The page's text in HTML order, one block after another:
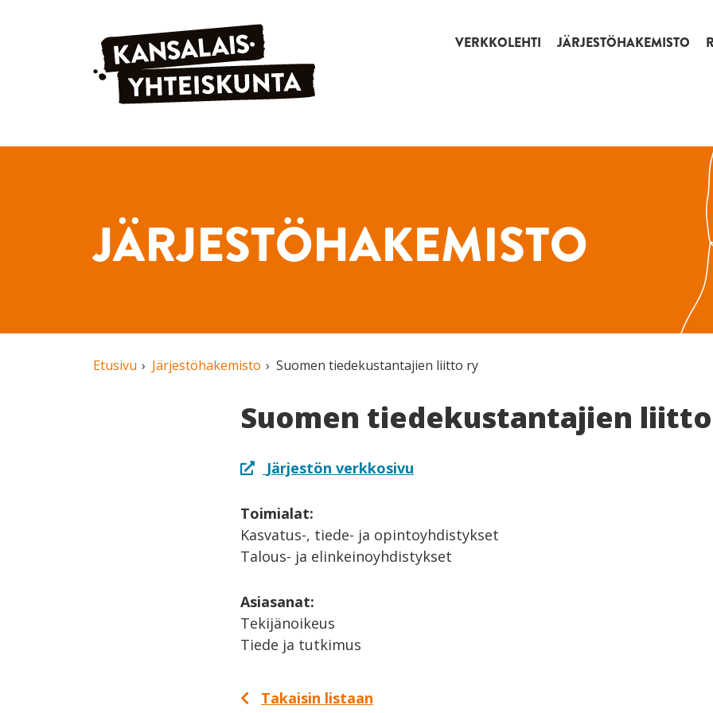
Siirry sisältöön VERKKOLEHTI JÄRJESTÖHAKEMISTO
JÄRJESTÖHAKEMISTO
Etusivu Järjestöhakemisto Suomen tiedekustantajien liitto ry
Suomen tiedekustantajien
Järjestön verkkosivu
Toimialat:
Kasvatus-, tiede- ja opintoyhdistykset
Talous- ja elinkeinoyhdistykset
Asiasanat:
Tekijänoikeus
Tiede ja tutkimus
Takaisin listaan